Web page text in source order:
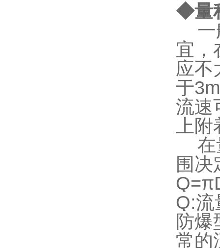
◆量
一
宜，
应不
于
流速
上
在
围决
Q:流
防爆
常的